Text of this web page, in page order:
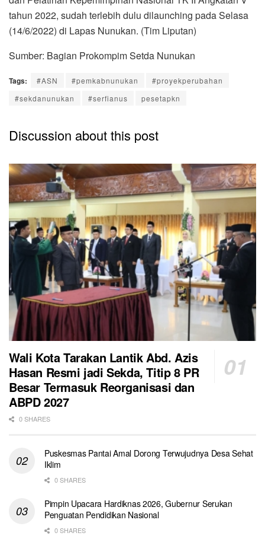
tahun 2022, sudah terlebih dulu dilaunching pada Selasa
(14/6/2022) di Lapas Nunukan. (Tim Liputan)
Sumber: Bagian Prokompim Setda Nunukan
Tags: #ASN #pemkabnunukan
#proyekperubahan
#sekdanunukan
#serfianus pesetapkn
Discussion about this post
Wali Kota Tarakan Lantik Abd. Azis
Hasan Resmi jadi Sekda, Titip 8 PR
Besar Termasuk Reorganisasi dan
ABPD 2027
0 SHARES
Puskesmas Pantai Amal Dorong Terwujudnya Desa Sehat
Iklim
0 SHARES
Pimpin Upacara Hardiknas 2026, Gubernur Serukan
Penguatan Pendidikan Nasional
0 SHARES